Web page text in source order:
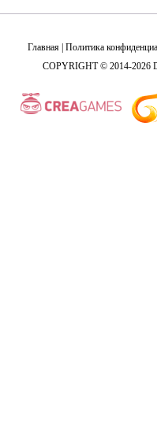
Главная Политика
COPYRIGHT © 2014-2026